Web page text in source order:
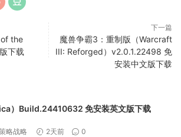
the
下载
下一篇
魔兽争霸3：重制版（Warcraft
III: Reforged）v2.0.1.22498 免
安装中文版下载
）Build.24410632 免安装英文版下载
略战略 2天前 0